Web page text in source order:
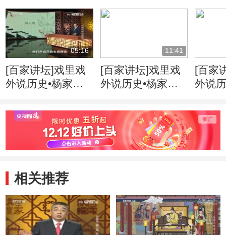
05:16
[百家讲坛]戏里戏
外说历史•杨家将
11:41
[百家讲坛]戏里戏
外说历史•杨家将
[百家
外说
相关推荐